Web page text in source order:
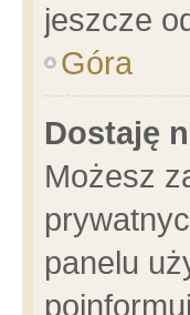
jeszcze
Góra
Dostaję
Możesz
panelu